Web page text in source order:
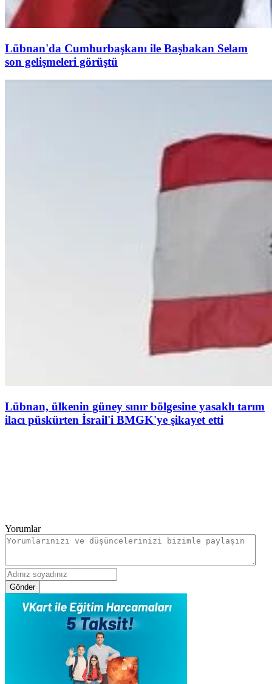
Lübnan'da Cumhurbaşkanı ile Başbakan Selam
son gelişmeleri görüştü
Lübnan, ülkenin güney sınır bölgesine yasaklı tarım
ilacı püskürten İsrail'i BMGK'ye şikayet etti
Yorumlar
Gönder